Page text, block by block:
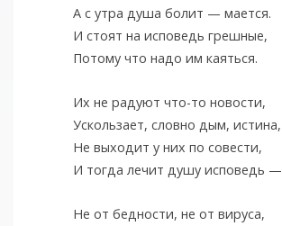
А с утра душа болит — мается.
И стоят на исповедь грешные,
Потому что надо им каяться.
Их не радуют что-то новости,
Ускользает, словно дым, истина,
Не выходит у них по совести,
И тогда лечит душу исповедь —
Не от бедности, не от вируса,